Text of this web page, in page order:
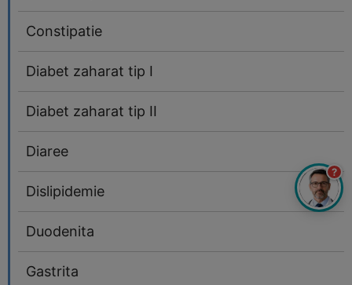
Constipatie
Diabet zaharat tip I
Diabet zaharat tip II
Diaree
Dislipidemie
Duodenita
Gastrita
?